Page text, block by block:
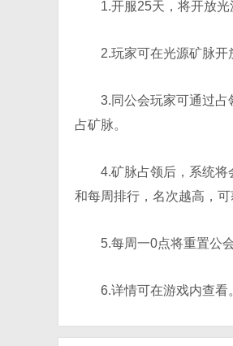
1.开服25天，将开放光
2.玩家可在光源矿脉开
3.同公会玩家可通过
占矿脉。
4.矿脉占领后，系统
和每周排行，名次越高，
5.每周一0点将重置公
6.详情可在游戏内查看